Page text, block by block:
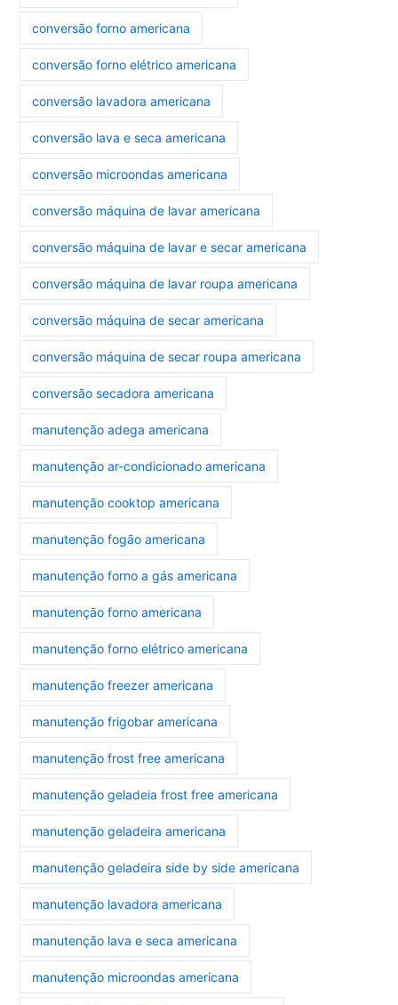
conversão forno americana
conversão forno elétrico americana
conversão lavadora americana
conversão lava e seca americana
conversão microondas americana
conversão máquina de lavar americana
conversão máquina de lavar e secar americana
conversão máquina de lavar roupa americana
conversão máquina de secar americana
conversão máquina de secar roupa americana
conversão secadora americana
manutenção adega americana
manutenção ar-condicionado americana
manutenção cooktop americana
manutenção fogão americana
manutenção forno a gás americana
manutenção forno americana
manutenção forno elétrico americana
manutenção freezer americana
manutenção frigobar americana
manutenção frost free americana
manutenção geladeia frost free americana
manutenção geladeira americana
manutenção geladeira side by side americana
manutenção lavadora americana
manutenção lava e seca americana
manutenção microondas americana